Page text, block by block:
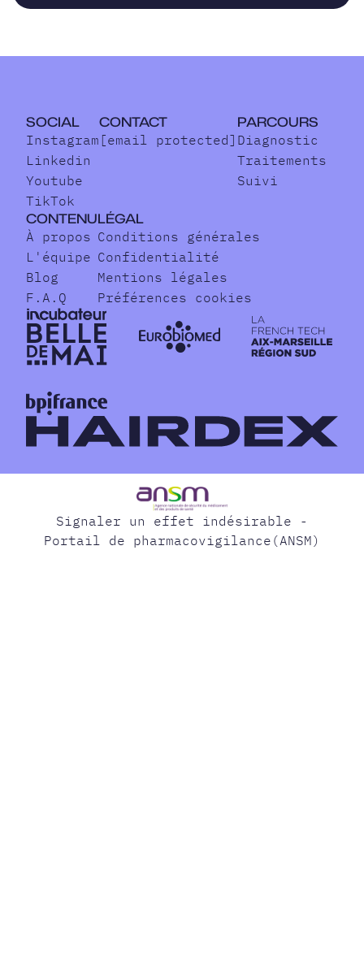
SOCIAL
Instagram
Linkedin
Youtube
TikTok
CONTACT
[email protected]
PARCOURS
Diagnostic
Traitements
Suivi
CONTENU
À propos
L'équipe
Blog
F.A.Q
LÉGAL
Conditions générales
Confidentialité
Mentions légales
Préférences cookies
Signaler un effet indésirable -
Portail de pharmacovigilance(ANSM)